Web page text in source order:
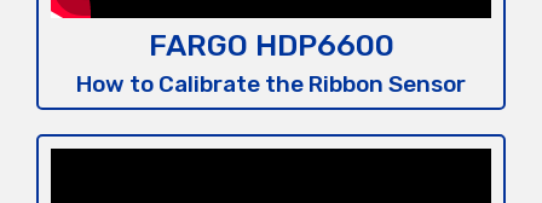
FARGO HDP6600
How to Calibrate the Ribbon Sensor